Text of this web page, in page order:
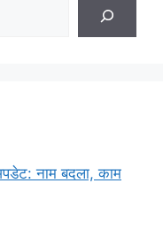
नाम बदला, काम